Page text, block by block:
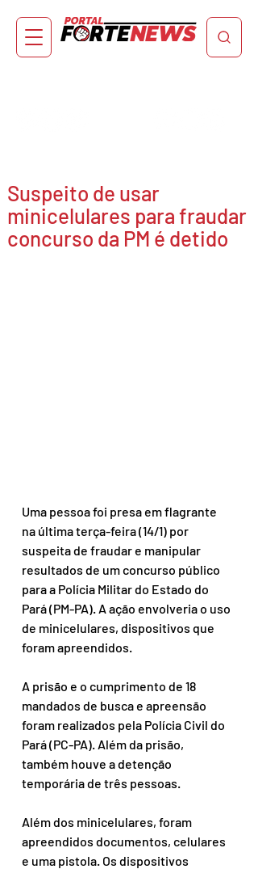
Suspeito de usar
minicelulares para fraudar
concurso da PM é detido
Uma pessoa foi presa em flagrante
na última terça-feira (14/1) por
suspeita de fraudar e manipular
resultados de um concurso público
para a Polícia Militar do Estado do
Pará (PM-PA). A ação envolveria o uso
de minicelulares, dispositivos que
foram apreendidos.
A prisão e o cumprimento de 18
mandados de busca e apreensão
foram realizados pela Polícia Civil do
Pará (PC-PA). Além da prisão,
também houve a detenção
temporária de três pessoas.
Além dos minicelulares, foram
apreendidos documentos, celulares
e uma pistola. Os dispositivos